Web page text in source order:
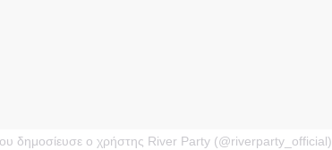
δημοσίευσε ο χρήστης River Party (@riverparty_official)